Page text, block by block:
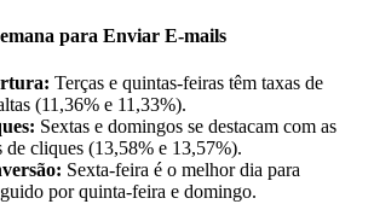
para Enviar E-mails
Terças e quintas-feiras têm taxas de
(11,36% e 11,33%).
Sextas e domingos se destacam com as
de cliques (13,58% e 13,57%).
Sexta-feira é o melhor dia para
por quinta-feira e domingo.